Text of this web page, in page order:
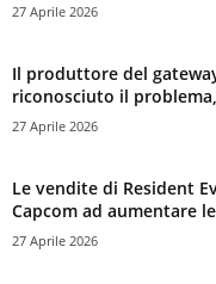
27 Aprile 2026
Il produttore del
riconosciuto il
27 Aprile 2026
Le vendite di Resident
Capcom ad aumentare
27 Aprile 2026